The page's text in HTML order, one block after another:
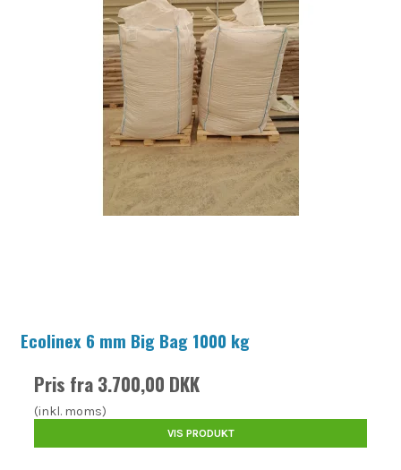
Ecolinex 6 mm Big Bag 1000 kg
Pris fra3.700,00 DKK
(inkl. moms)
VIS PRODUKT